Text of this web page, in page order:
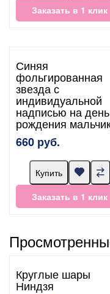
Заказать в 1 клик
Синяя
фольгированная
звезда с
индивидуальной
надписью на день
рождения
660 руб.
Купить
Заказать в 1 клик
Круглые шары
Ниндзя